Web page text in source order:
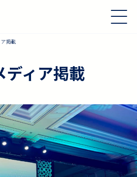
掲載
ディア掲載